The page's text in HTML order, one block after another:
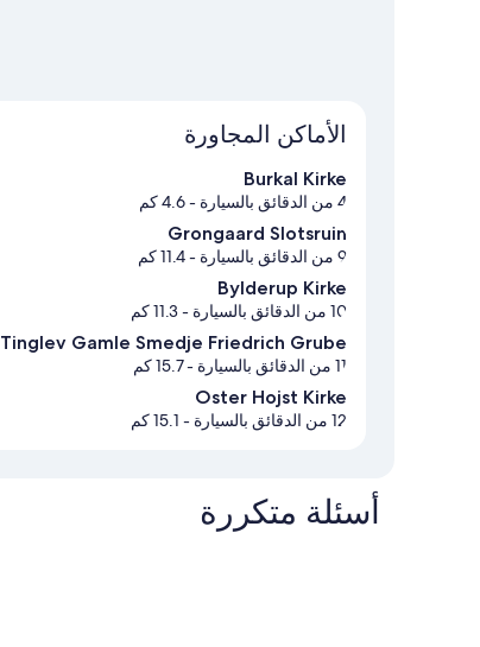
الأماكن المجاورة
Burkal Kirke
4 من الدقائق بالسيارة - 4.6 كم
Grongaard Slotsruin
9 من الدقائق بالسيارة - 11.4 كم
Bylderup Kirke
10 من الدقائق بالسيارة - 11.3 كم
Tinglev Gamle Smedje Friedrich Grube
11 من الدقائق بالسيارة - 15.7 كم
Oster Hojst Kirke
12 من الدقائق بالسيارة - 15.1 كم
أسئلة متكررة